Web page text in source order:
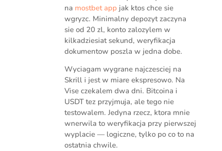
na mostbet app jak ktos chce sie
wgryzc. Minimalny depozyt zaczyna
sie od 20 zl, konto zalozylem w
kilkadziesiat sekund, weryfikacja
dokumentow poszla w jedna dobe.
Wyciagam wygrane najczesciej na
Skrill i jest w miare ekspresowo. Na
Vise czekalem dwa dni. Bitcoina i
USDT tez przyjmuja, ale tego nie
testowalem. Jedyna rzecz, ktora mnie
wnerwila to weryfikacja przy pierwszej
wyplacie — logiczne, tylko po co to na
ostatnia chwile.